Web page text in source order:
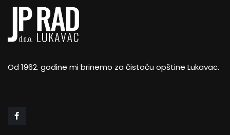
Od 1962. godine mi brinemo za čistoću opštine Lukavac.